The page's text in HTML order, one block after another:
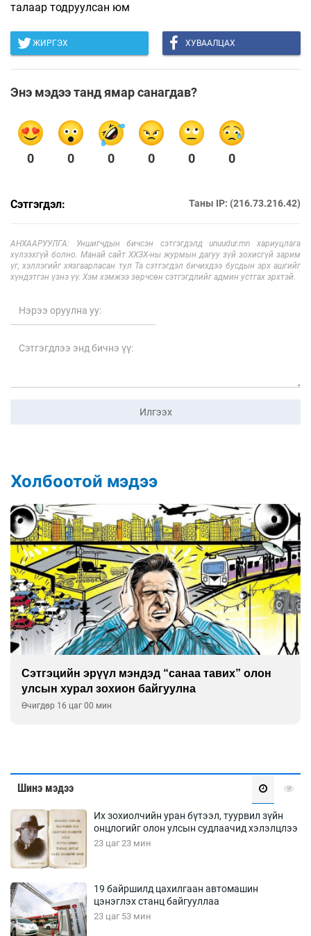
талаар тодруулсан юм
ЖИРГЭХ ХУВААЛЦАХ
Энэ мэдээ танд ямар санагдав?
0 0 0 0 0 0
Сэтгэгдэл: Таны IP: (216.73.216.42)
АНХААРУУЛГА: Уншигчдын бичсэн сэтгэгдэлд unuudur.mn хариуцлага
хүлээхгүй болно. Манай сайт ХХЗХ-ны журмын дагуу зүй зохисгүй зарим
үг, хэллэгийг хязгаарласан тул Та сэтгэгдэл бичихдээ бусдын эрх ашгийг
хүндэтгэн үзнэ үү. Хэм хэмжээ зөрчсөн сэтгэгдлийг админ устгах эрхтэй.
Илгээх
Холбоотой мэдээ
Сэтгэцийн эрүүл мэндэд “санаа тавих” олон
улсын хурал зохион байгуулна
Өчигдөр 16 цаг 00 мин
Шинэ мэдээ
Их зохиолчийн уран бүтээл, туурвил зүйн
онцлогийг олон улсын судлаачид хэлэлцлээ
23 цаг 23 мин
19 байршилд цахилгаан автомашин
цэнэглэх станц байгууллаа
23 цаг 53 мин